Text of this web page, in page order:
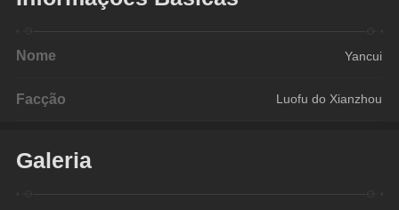
Nome Yancui
Facção Luofu do Xianzhou
Galeria